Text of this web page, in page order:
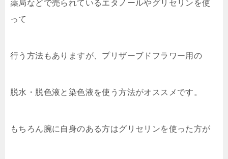
薬局などで売られているエタノールやグリセリンを使
って
行う方法もありますが、プリザーブドフラワー用の
脱水・脱色液と染色液を使う方法がオススメです。
もちろん腕に自身のある方はグリセリンを使った方が